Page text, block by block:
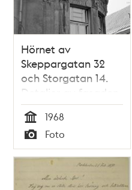
Hörnet av
Skeppargatan 32
och Storgatan 14.
Detaljer av fasaden
vid översta
våningen
Tid
1968
Typ
Foto